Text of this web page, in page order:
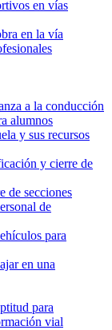
en vías
en la vía
a la conducción
alumnos
y sus recursos
y cierre de
de secciones
de
para
en una
para
vial